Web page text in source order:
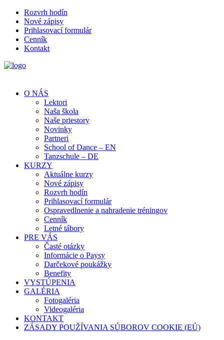
Rozvrh hodín
Nové zápisy
Prihlasovací formulár
Cenník
Kontakt
O NÁS
Lektori
Naša škola
Naše priestory
Novinky
Partneri
School of Dance – EN
Tanzschule – DE
KURZY
Aktuálne kurzy
Nové zápisy
Rozvrh hodín
Prihlasovací formulár
Ospravedlnenie a nahradenie tréningov
Cenník
Letné tábory
PRE VÁS
Časté otázky
Informácie o Paysy
Darčekové poukážky
Benefity
VYSTÚPENIA
GALÉRIA
Fotogaléria
Videogaléria
KONTAKT
ZÁSADY POUŽÍVANIA SÚBOROV COOKIE (EÚ)